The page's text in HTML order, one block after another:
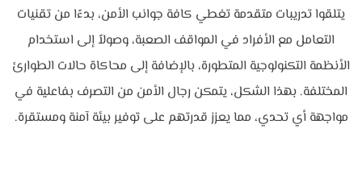
يتلقوا تدريبات متقدمة تغطي كافة جوانب الأمن، بدءًا من تقنيات
التعامل مع الأفراد في المواقف الصعبة، وصولاً إلى استخدام
الأنظمة التكنولوجية المتطورة، بالإضافة إلى محاكاة حالات الطوارئ
المختلفة. بهذا الشكل، يتمكن رجال الأمن من التصرف بفاعلية في
مواجهة أي تحدي، مما يعزز قدرتهم على توفير بيئة آمنة ومستقرة.